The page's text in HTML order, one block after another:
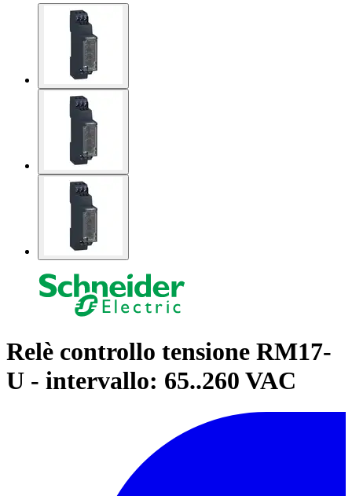
Relè controllo tensione RM17-
U - intervallo: 65..260 VAC